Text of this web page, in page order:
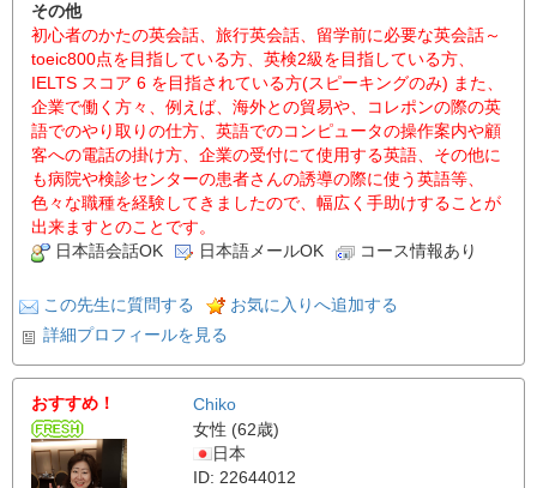
その他
初心者のかたの英会話、旅行英会話、留学前に必要な英会話～
toeic800点を目指している方、英検2級を目指している方、
IELTS スコア 6 を目指されている方(スピーキングのみ) また、
企業で働く方々、例えば、海外との貿易や、コレポンの際の英
語でのやり取りの仕方、英語でのコンピュータの操作案内や顧
客への電話の掛け方、企業の受付にて使用する英語、その他に
も病院や検診センターの患者さんの誘導の際に使う英語等、
色々な職種を経験してきましたので、幅広く手助けすることが
出来ますとのことです。
日本語会話OK
日本語メールOK コース情報あり
この先生に質問する
お気に入りへ追加する
詳細プロフィールを見る
おすすめ！
Chiko
女性 (62歳)
日本
ID: 22644012